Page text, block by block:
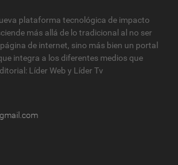
plataforma tecnológica de impacto
más allá de lo tradicional al no ser
de internet, sino más bien un portal
integra a los diferentes medios que
Líder Web y Líder Tv